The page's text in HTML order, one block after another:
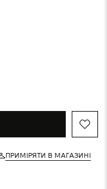
ПРИМІРЯТИ В МАГАЗИНІ